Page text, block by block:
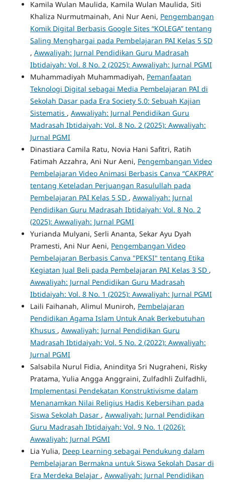
Kamila Wulan Maulida, Kamila Wulan Maulida, Siti
Khaliza Nurmutmainah, Ani Nur Aeni, Pengembangan
Komik Digital Berbasis Google Sites “KOLEGA” tentang
Saling Menghargai pada Pembelajaran PAI Kelas 5 SD
, Awwaliyah: Jurnal Pendidikan Guru Madrasah
Ibtidaiyah: Vol. 8 No. 2 (2025): Awwaliyah: Jurnal PGMI
Muhammadiyah Muhammadiyah, Pemanfaatan
Teknologi Digital sebagai Media Pembelajaran PAI di
Sekolah Dasar pada Era Society 5.0: Sebuah Kajian
Sistematis , Awwaliyah: Jurnal Pendidikan Guru
Madrasah Ibtidaiyah: Vol. 8 No. 2 (2025): Awwaliyah:
Jurnal PGMI
Dinastiara Camila Ratu, Novia Hani Safitri, Ratih
Fatimah Azzahra, Ani Nur Aeni, Pengembangan Video
Pembelajaran Video Animasi Berbasis Canva “CAKPRA”
tentang Keteladan Perjuangan Rasulullah pada
Pembelajaran PAI Kelas 5 SD , Awwaliyah: Jurnal
Pendidikan Guru Madrasah Ibtidaiyah: Vol. 8 No. 2
(2025): Awwaliyah: Jurnal PGMI
Yurianda Mulyani, Serli Ananta, Sekar Ayu Dyah
Pramesti, Ani Nur Aeni, Pengembangan Video
Pembelajaran Berbasis Canva "PEKSI" tentang Etika
Kegiatan Jual Beli pada Pembelajaran PAI Kelas 3 SD ,
Awwaliyah: Jurnal Pendidikan Guru Madrasah
Ibtidaiyah: Vol. 8 No. 1 (2025): Awwaliyah: Jurnal PGMI
Laili Faihanah, Alimul Muniroh, Pembelajaran
Pendidikan Agama Islam Untuk Anak Berkebutuhan
Khusus , Awwaliyah: Jurnal Pendidikan Guru
Madrasah Ibtidaiyah: Vol. 5 No. 2 (2022): Awwaliyah:
Jurnal PGMI
Salsabila Nurul Fidia, Aninditya Sri Nugraheni, Risky
Pratama, Yulia Angga Anggraini, Zulfadhli Zulfadhli,
Implementasi Pendekatan Konstruktivisme dalam
Menanamkan Nilai Religius Hadis Kebersihan pada
Siswa Sekolah Dasar , Awwaliyah: Jurnal Pendidikan
Guru Madrasah Ibtidaiyah: Vol. 9 No. 1 (2026):
Awwaliyah: Jurnal PGMI
Lia Yulia, Deep Learning sebagai Pendukung dalam
Pembelajaran Bermakna untuk Siswa Sekolah Dasar di
Era Merdeka Belajar , Awwaliyah: Jurnal Pendidikan